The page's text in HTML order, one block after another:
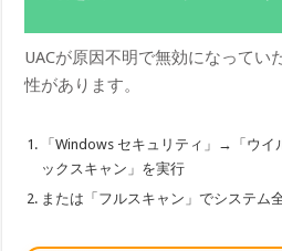
UACが原因不明で無効になってい
性があります。
「Windows セキュリティ」→「ウ
ックスキャン」を実行
または「フルスキャン」でシステム